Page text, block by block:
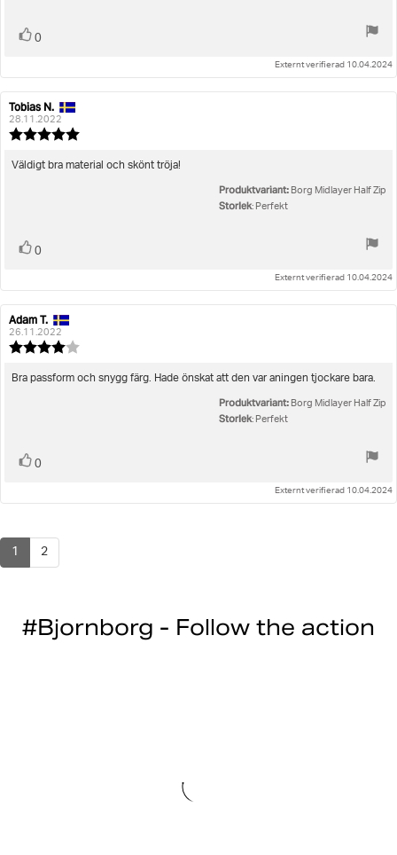
Rösta
0
Externt verifierad 10.04.2024
Recensionsförfattare:
Tobias N.
28.11.2022
utav
Recensionstext:
Väldigt bra material och skönt tröja!
Produktvariant: Borg Midlayer Half Zip
Storlek: Perfekt
Rösta
0
Externt verifierad 10.04.2024
Recensionsförfattare:
Adam T.
26.11.2022
utav
Recensionstext:
Bra passform och snygg färg. Hade önskat att den var aningen tjockare bara.
Produktvariant: Borg Midlayer Half Zip
Storlek: Perfekt
Rösta
0
Externt verifierad 10.04.2024
1 2
#Bjornborg - Follow the action